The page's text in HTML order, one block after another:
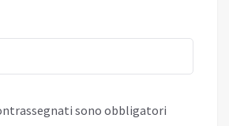
sono obbligatori